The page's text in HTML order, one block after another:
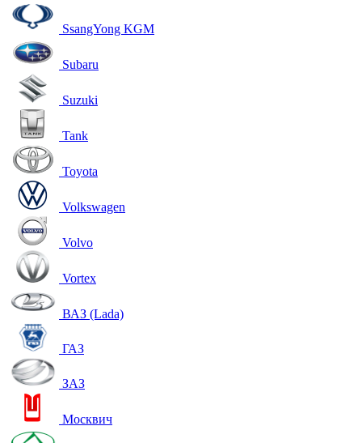
SsangYong KGM
Subaru
Suzuki
Tank
Toyota
Volkswagen
Volvo
Vortex
ВАЗ (Lada)
ГАЗ
ЗАЗ
Москвич